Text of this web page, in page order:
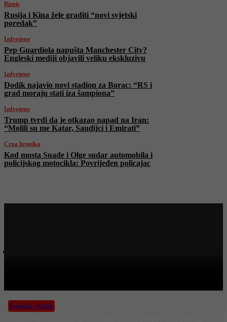
Biznis
Rusija i Kina žele graditi “novi svjetski
poredak”
Izdvojeno
Pep Guardiola napušta Manchester City?
Engleski mediji objavili veliku ekskluzivu
Izdvojeno
Dodik najavio novi stadion za Borac: “RS i
grad moraju stati iza šampiona”
Izdvojeno
Trump tvrdi da je otkazao napad na Iran:
“Molili su me Katar, Saudijci i Emirati”
Crna hronika
Kod mosta Suade i Olge sudar automobila i
policijskog motocikla: Povrijeđen policajac
Bosanski vjestnik